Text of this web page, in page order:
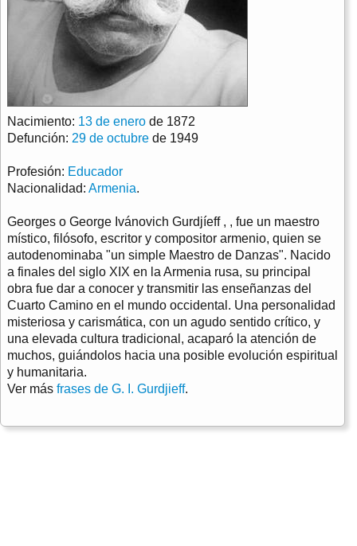
Nacimiento: 13 de enero de 1872
Defunción: 29 de octubre de 1949
Profesión: Educador
Nacionalidad: Armenia.
Georges o George Ivánovich Gurdjíeff , , fue un maestro
místico, filósofo, escritor y compositor armenio, quien se
autodenominaba "un simple Maestro de Danzas". Nacido
a finales del siglo XIX en la Armenia rusa, su principal
obra fue dar a conocer y transmitir las enseñanzas del
Cuarto Camino en el mundo occidental. Una personalidad
misteriosa y carismática, con un agudo sentido crítico, y
una elevada cultura tradicional, acaparó la atención de
muchos, guiándolos hacia una posible evolución espiritual
y humanitaria.
Ver más frases de G. I. Gurdjieff.